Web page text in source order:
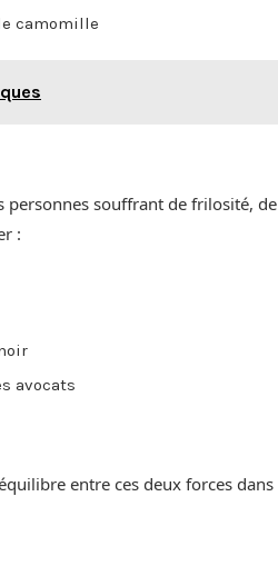
camomille
personnes souffrant de frilosité, de
:
avocats
entre ces deux forces dans